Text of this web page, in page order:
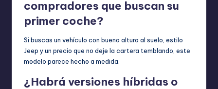
compradores que buscan su
primer coche?
Si buscas un vehículo con buena altura al suelo, estilo
Jeep y un precio que no deje la cartera temblando, este
modelo parece hecho a medida.
¿Habrá versiones híbridas o